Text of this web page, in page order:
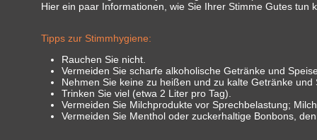
Hier ein paar Informationen, wie Sie Ihrer Stimme Gutes tun
Tipps zur Stimmhygiene:
Rauchen Sie nicht.
Vermeiden Sie scharfe alkoholische Getränke und
Nehmen Sie keine zu heißen und zu kalte Getränke und
Trinken Sie viel (etwa 2 Liter pro Tag).
Vermeiden Sie Milchprodukte vor Sprechbelastung;
Vermeiden Sie Menthol oder zuckerhaltige Bonbons,